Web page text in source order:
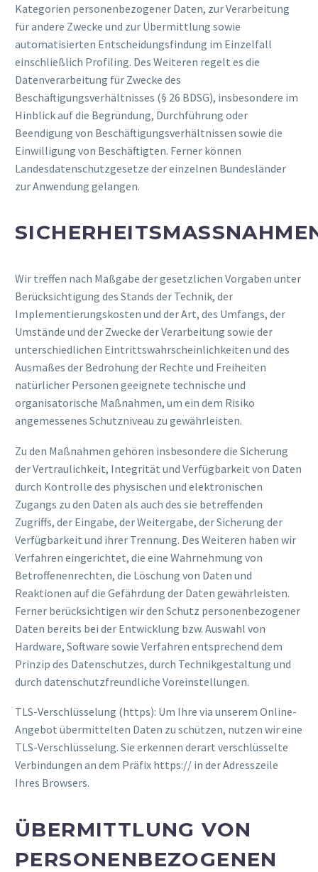
Kategorien personenbezogener Daten, zur Verarbeitung
für andere Zwecke und zur Übermittlung sowie
automatisierten Entscheidungsfindung im Einzelfall
einschließlich Profiling. Des Weiteren regelt es die
Datenverarbeitung für Zwecke des
Beschäftigungsverhältnisses (§ 26 BDSG), insbesondere im
Hinblick auf die Begründung, Durchführung oder
Beendigung von Beschäftigungsverhältnissen sowie die
Einwilligung von Beschäftigten. Ferner können
Landesdatenschutzgesetze der einzelnen Bundesländer
zur Anwendung gelangen.
SICHERHEITSMASSNAHMEN
Wir treffen nach Maßgabe der gesetzlichen Vorgaben unter
Berücksichtigung des Stands der Technik, der
Implementierungskosten und der Art, des Umfangs, der
Umstände und der Zwecke der Verarbeitung sowie der
unterschiedlichen Eintrittswahrscheinlichkeiten und des
Ausmaßes der Bedrohung der Rechte und Freiheiten
natürlicher Personen geeignete technische und
organisatorische Maßnahmen, um ein dem Risiko
angemessenes Schutzniveau zu gewährleisten.
Zu den Maßnahmen gehören insbesondere die Sicherung
der Vertraulichkeit, Integrität und Verfügbarkeit von Daten
durch Kontrolle des physischen und elektronischen
Zugangs zu den Daten als auch des sie betreffenden
Zugriffs, der Eingabe, der Weitergabe, der Sicherung der
Verfügbarkeit und ihrer Trennung. Des Weiteren haben wir
Verfahren eingerichtet, die eine Wahrnehmung von
Betroffenenrechten, die Löschung von Daten und
Reaktionen auf die Gefährdung der Daten gewährleisten.
Ferner berücksichtigen wir den Schutz personenbezogener
Daten bereits bei der Entwicklung bzw. Auswahl von
Hardware, Software sowie Verfahren entsprechend dem
Prinzip des Datenschutzes, durch Technikgestaltung und
durch datenschutzfreundliche Voreinstellungen.
TLS-Verschlüsselung (https): Um Ihre via unserem Online-
Angebot übermittelten Daten zu schützen, nutzen wir eine
TLS-Verschlüsselung. Sie erkennen derart verschlüsselte
Verbindungen an dem Präfix https:// in der Adresszeile
Ihres Browsers.
ÜBERMITTLUNG VON
PERSONENBEZOGENEN